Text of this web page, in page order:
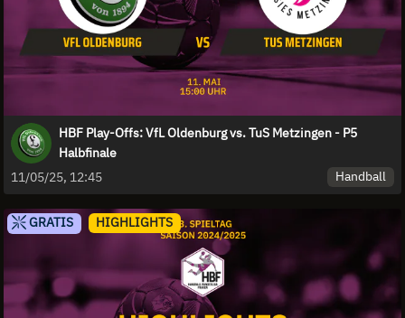
HBF Play-Offs: VfL Oldenburg vs. TuS Metzingen - P5
Halbfinale
11/05/25, 12:45
Handball
GRATIS HIGHLIGHTS